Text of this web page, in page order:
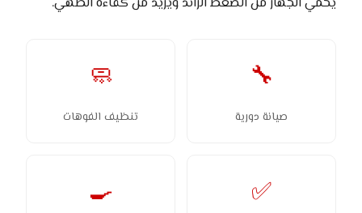
🔧
صيانة دورية
🧼
تنظيف الفوهات
✅
🍳